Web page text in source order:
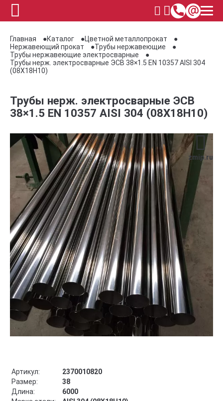
Главная Каталог
Цветной металлопрокат
Нержавеющий прокат
Трубы нержавеющие
Трубы нержавеющие электросварные
Трубы нерж. электросварные ЭСВ 38×1.5 EN 10357 AISI 304
(08Х18Н10)
Трубы нерж. электросварные ЭСВ
38×1.5 EN 10357 AISI 304 (08Х18Н10)
zmip.ru
Артикул:
2370010820
Размер:
38
Длина:
6000